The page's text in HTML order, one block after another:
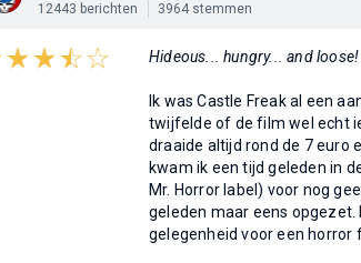
12443 berichten 3964 stemmen
Hideous... hungry... and loose!
Ik was Castle Freak al een
twijfelde of de film wel echt
draaide altijd rond de 7 euro
kwam ik een tijd geleden in
Mr. Horror label) voor nog
geleden maar eens opgezet.
gelegenheid voor een horror